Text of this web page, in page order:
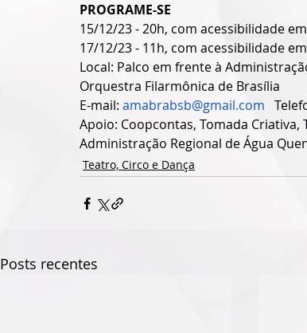
PROGRAME-SE
15/12/23 - 20h, com acessibilidade
17/12/23 - 11h, com acessibilidade
Local: Palco em frente à
Orquestra Filarmônica de Brasília
E-mail: amabrabsb@gmail.com
Apoio: Coopcontas, Tomada
Administração Regional de Água
Teatro, Circo e Dança
Posts recentes